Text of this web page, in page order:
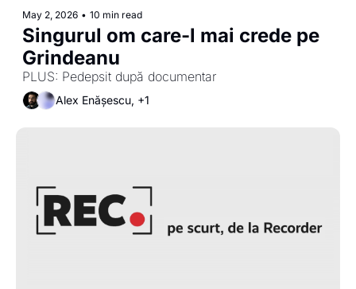
May 2, 2026 • 10 min read
Singurul om care-l mai crede pe
Grindeanu
PLUS: Pedepsit după documentar
Alex Enășescu, +1